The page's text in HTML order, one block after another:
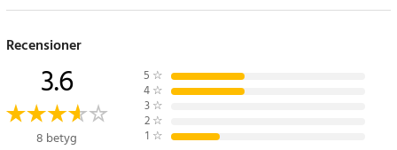
Recensioner
3.6
8 betyg
5 ☆
4 ☆
3 ☆
2 ☆
1 ☆